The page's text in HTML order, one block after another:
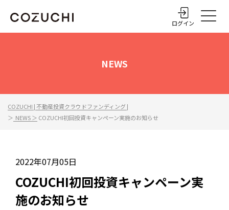
ログイン
NEWS
COZUCHI | 不動産投資クラウドファンディング |
＞ NEWS ＞ COZUCHI初回投資キャンペーン実施のお知らせ
2022年07月05日
COZUCHI初回投資キャンペーン実
施のお知らせ